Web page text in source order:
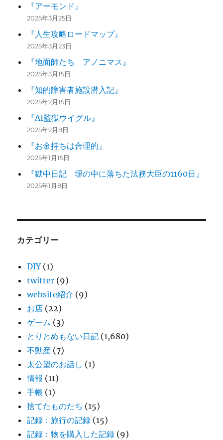
『アーモンド』
2025年3月25日
『人生攻略ロードマップ』
2025年3月23日
『地面師たち アノニマス』
2025年3月15日
『知的障害者施設潜入記』
2025年2月15日
『AI監獄ウイグル』
2025年2月8日
『お金持ちは合理的』
2025年1月15日
『獄中日記 塀の中に落ちた法務大臣の1160日』
2025年1月8日
カテゴリー
DIY(1)
twitter (9)
website紹介 (9)
お店 (22)
ゲーム (3)
とりとめもない日記 (1,680)
不動産 (7)
太公望のお話し (1)
情報 (11)
手帳 (1)
捨てたものたち (15)
記録：旅行の記録 (15)
記録：物を購入した記録 (9)